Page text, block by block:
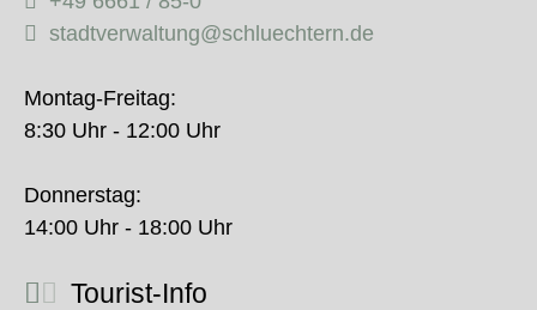
stadtverwaltung@schluechtern.de
Montag-Freitag:
8:30 Uhr - 12:00 Uhr
Donnerstag:
14:00 Uhr - 18:00 Uhr
Tourist-Info